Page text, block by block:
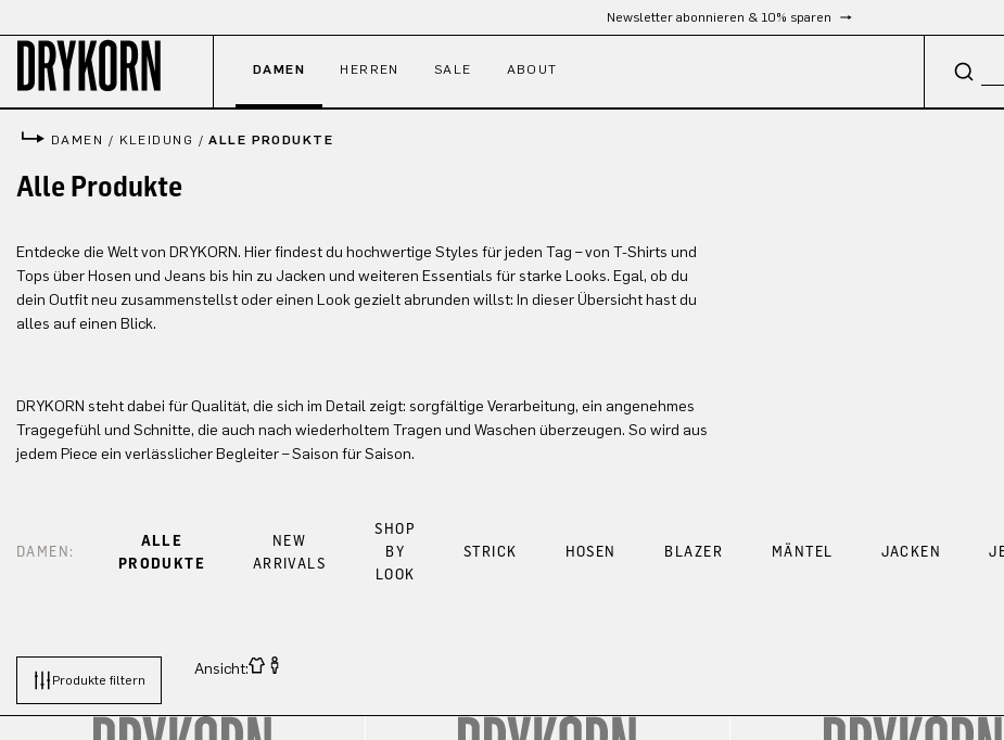
Newsletter abonnieren & 10% sparen
DAMEN HERREN SALE ABOUT
DAMEN / KLEIDUNG /ALLE PRODUKTE
Alle Produkte
Entdecke die Welt von DRYKORN. Hier findest du hochwertige Styles für jeden Tag – von T-Shirts und
Tops über Hosen und Jeans bis hin zu Jacken und weiteren Essentials für starke Looks. Egal, ob du
dein Outfit neu zusammenstellst oder einen Look gezielt abrunden willst: In dieser Übersicht hast du
alles auf einen Blick.
DRYKORN steht dabei für Qualität, die sich im Detail zeigt: sorgfältige Verarbeitung, ein angenehmes
Tragegefühl und Schnitte, die auch nach wiederholtem Tragen und Waschen überzeugen. So wird aus
jedem Piece ein verlässlicher Begleiter – Saison für Saison.
DAMEN:
ALLE
PRODUKTE
NEW
ARRIVALS
SHOP
BY
LOOK
STRICK HOSEN BLAZER MÄNTEL JACKEN
Produkte filtern
Ansicht: